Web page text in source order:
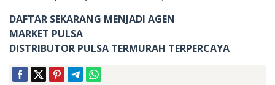
DAFTAR SEKARANG MENJADI AGEN
MARKET PULSA
DISTRIBUTOR PULSA TERMURAH TERPERCAYA